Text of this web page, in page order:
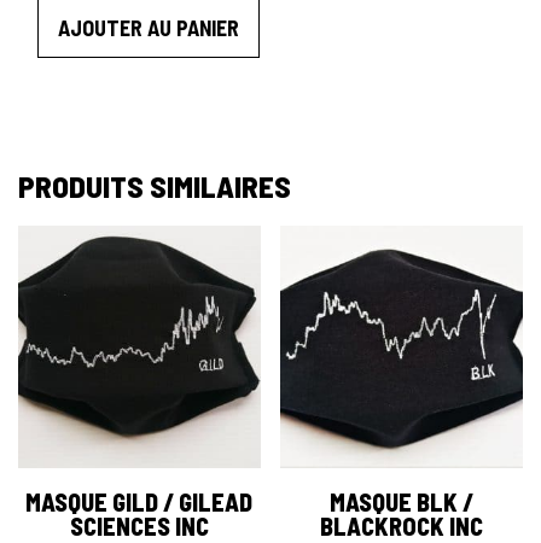
AJOUTER AU PANIER
PRODUITS SIMILAIRES
MASQUE GILD / GILEAD
SCIENCES INC
MASQUE BLK /
BLACKROCK INC